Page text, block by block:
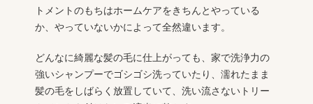
トメントのもちはホームケアをきちんとやっている
か、やっていないかによって全然違います。
どんなに綺麗な髪の毛に仕上がっても、家で洗浄力の
強いシャンプーでゴシゴシ洗っていたり、濡れたまま
髪の毛をしばらく放置していて、洗い流さないトリー